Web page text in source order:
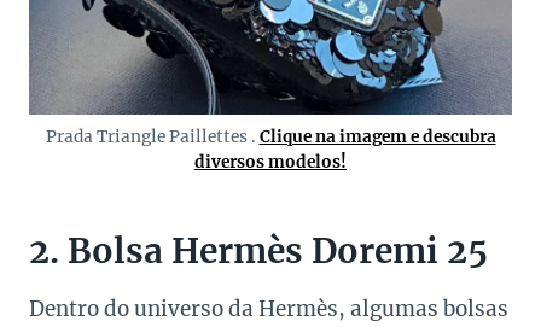
Prada Triangle Paillettes . Clique na imagem e descubra
diversos modelos!
2. Bolsa Hermès Doremi 25
Dentro do universo da Hermès, algumas bolsas